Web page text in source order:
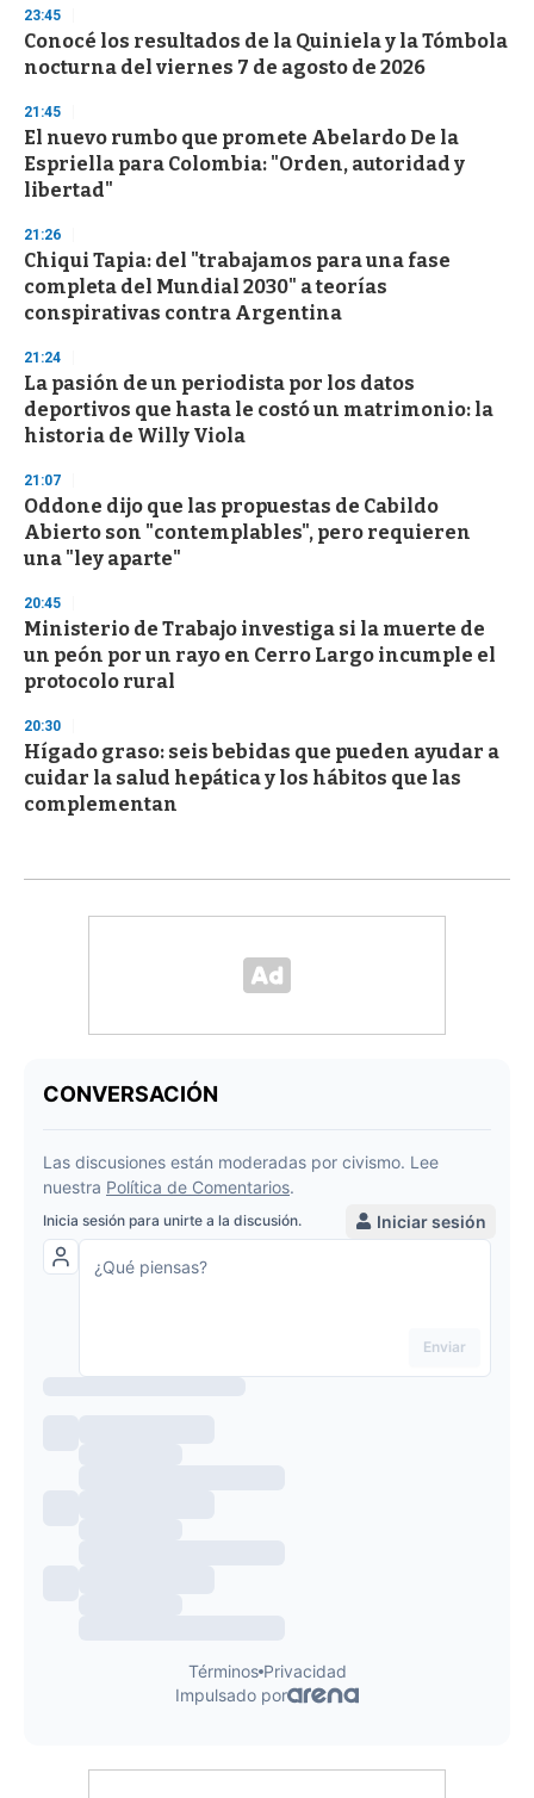
s
e
c
o
d
s
23:45
Conocé los resultados de la Quiniela y la Tómbola
nocturna del viernes 7 de agosto de 2026
21:45
El nuevo rumbo que promete Abelardo De la
Espriella para Colombia: "Orden, autoridad y
libertad"
21:26
Chiqui Tapia: del "trabajamos para una fase
completa del Mundial 2030" a teorías
conspirativas contra Argentina
21:24
La pasión de un periodista por los datos
deportivos que hasta le costó un matrimonio: la
historia de Willy Viola
21:07
Oddone dijo que las propuestas de Cabildo
Abierto son "contemplables", pero requieren
una "ley aparte"
20:45
Ministerio de Trabajo investiga si la muerte de
un peón por un rayo en Cerro Largo incumple el
protocolo rural
20:30
Hígado graso: seis bebidas que pueden ayudar a
cuidar la salud hepática y los hábitos que las
complementan